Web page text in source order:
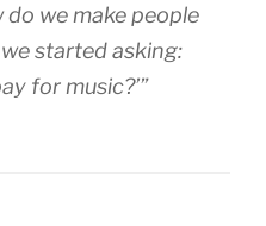
do we make people
started asking:
for music?’”